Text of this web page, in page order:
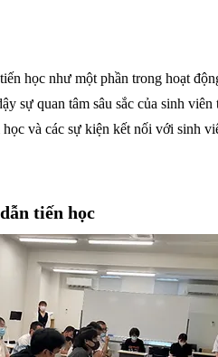
học như một phần trong hoạt
sự quan tâm sâu sắc của sinh
và các sự kiện kết nối với sinh
tiến học